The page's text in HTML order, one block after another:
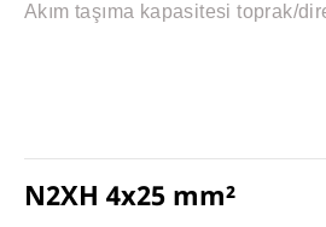
Akım taşıma kapasitesi toprak/
N2XH 4x25 mm²